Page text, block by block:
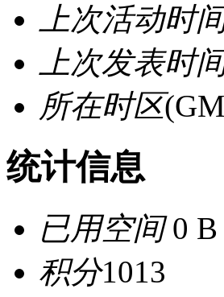
上次活动时
上次发表时
所在时区
统计信息
已用空间0 B
积分1013